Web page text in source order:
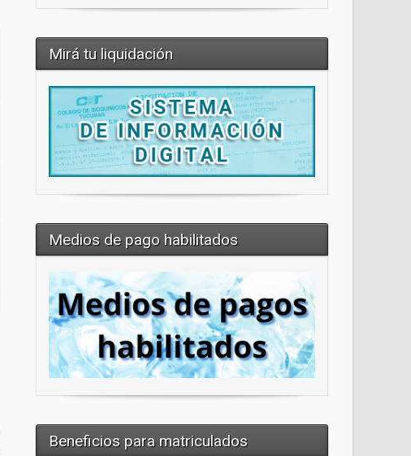
Mirá tu liquidación
Medios de pago habilitados
Beneficios para matriculados